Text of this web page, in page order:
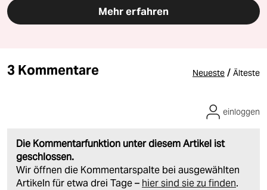
Mehr erfahren
3 Kommentare Neueste / Älteste
Die Kommentarfunktion unter diesem Artikel ist
geschlossen.
Wir öffnen die Kommentarspalte bei ausgewählten
Artikeln für etwa drei Tage – hier sind sie zu finden.
einloggen